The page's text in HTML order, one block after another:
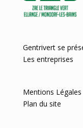
Gentrivert se
Les entreprises
Mentions Légales
Plan du site